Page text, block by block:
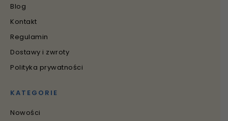
Blog
Kontakt
Regulamin
Dostawy i zwroty
Polityka prywatności
KATEGORIE
Nowości